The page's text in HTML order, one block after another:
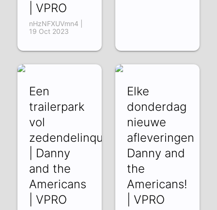
| VPRO
nHzNFXUVmn4 |
19 Oct 2023
Een
trailerpark
vol
zedendelinquenten
| Danny
and the
Americans
| VPRO
Elke
donderdag
nieuwe
afleveringen
Danny and
the
Americans!
| VPRO